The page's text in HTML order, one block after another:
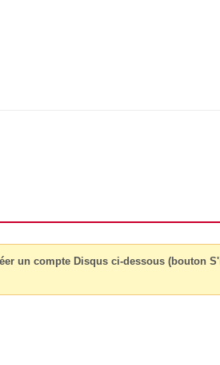
un compte Disqus ci-dessous (bouton